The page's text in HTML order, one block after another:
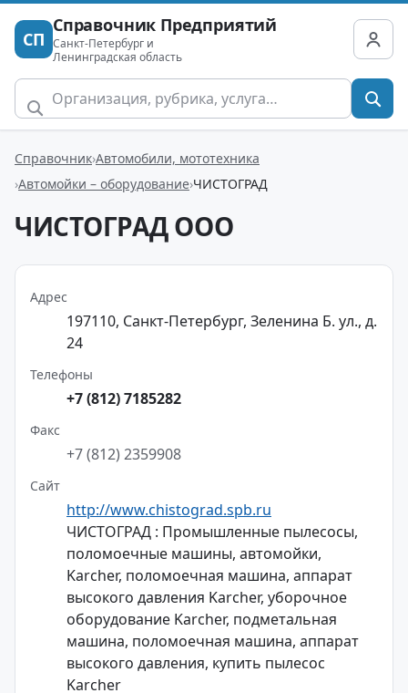
СП
Справочник Предприятий
Санкт-Петербург и
Ленинградская область
Справочник Автомобили, мототехника
Автомойки – оборудование ЧИСТОГРАД
ЧИСТОГРАД ООО
Адрес
197110, Санкт-Петербург, Зеленина Б. ул., д.
24
Телефоны
+7 (812) 7185282
Факс
+7 (812) 2359908
Сайт
http://www.chistograd.spb.ru
ЧИСТОГРАД : Промышленные пылесосы,
поломоечные машины, автомойки,
Karcher, поломоечная машина, аппарат
высокого давления Karcher, уборочное
оборудование Karcher, подметальная
машина, поломоечная машина, аппарат
высокого давления, купить пылесос
Karcher